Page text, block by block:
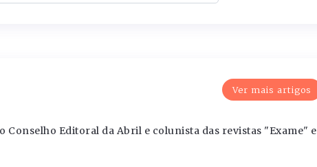
Ver mais artigos
Conselho Editoral da Abril e colunista das revistas "Exame" e